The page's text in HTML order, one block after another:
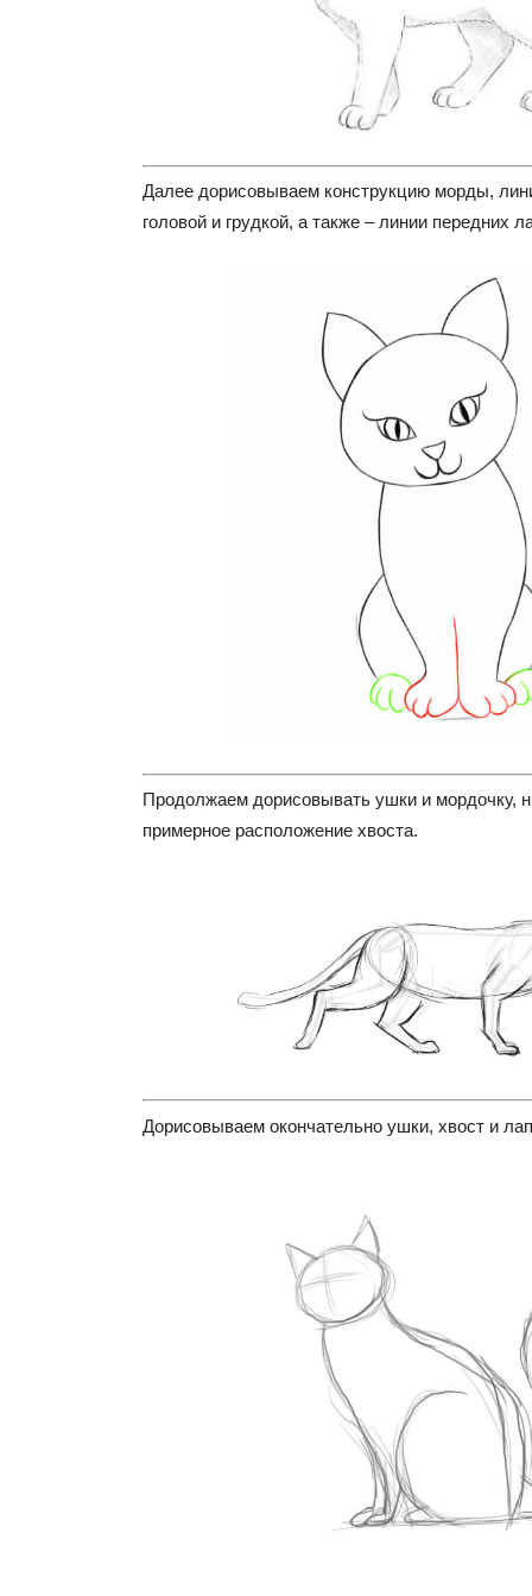
Далее дорисовываем конструкцию морды,
головой и грудкой, а также – линии передних
Продолжаем дорисовывать ушки и мордочку,
примерное расположение хвоста.
Дорисовываем окончательно ушки, хвост и